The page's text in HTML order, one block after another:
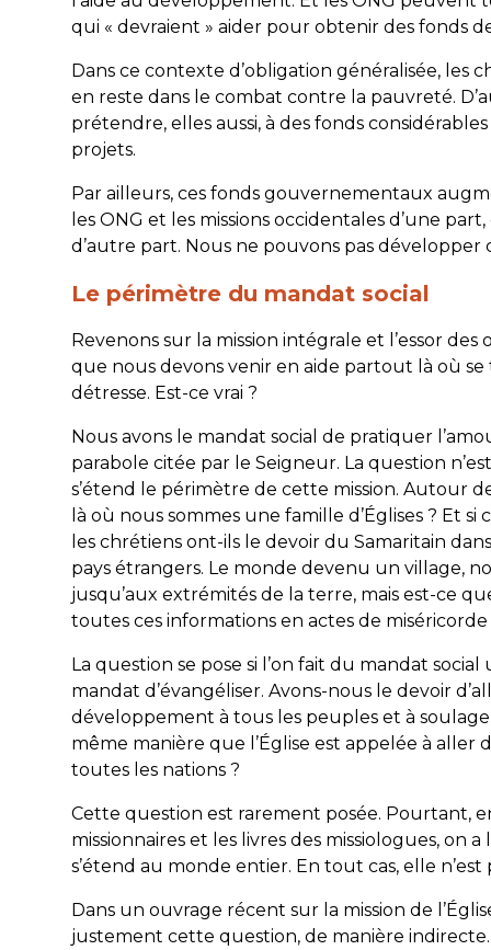
qui « devraient » aider pour obtenir des fonds
Dans ce contexte d’obligation généralisée,
en reste dans le combat contre la pauvreté.
prétendre, elles aussi, à des fonds
projets.
Par ailleurs, ces fonds gouvernementaux
les ONG et les missions occidentales d’une
d’autre part. Nous ne pouvons pas
Le périmètre du mandat social
Revenons sur la mission intégrale et l’essor
que nous devons venir en aide partout là où
détresse. Est-ce vrai ?
Nous avons le mandat social de pratiquer
parabole citée par le Seigneur. La question
s’étend le périmètre de cette mission. Autour
là où nous sommes une famille d’Églises ? Et
les chrétiens ont-ils le devoir du Samaritain
pays étrangers. Le monde devenu un village,
jusqu’aux extrémités de la terre, mais est-ce
toutes ces informations en actes de miséricorde
La question se pose si l’on fait du mandat
mandat d’évangéliser. Avons-nous le devoir
développement à tous les peuples et à
même manière que l’Église est appelée à
toutes les nations ?
Cette question est rarement posée. Pourtant,
missionnaires et les livres des missiologues, on
s’étend au monde entier. En tout cas, elle n’est
Dans un ouvrage récent sur la mission de
justement cette question, de manière